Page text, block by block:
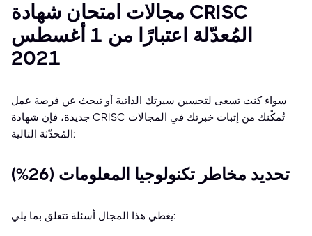
مجالات امتحان شهادة CRISC
المُعدّلة اعتبارًا من 1 أغسطس
2021
سواء كنت تسعى لتحسين سيرتك الذاتية أو تبحث عن فرصة عمل
جديدة، فإن شهادة CRISC تُمكّنك من إثبات خبرتك في المجالات
المُحدّثة التالية:
تحديد مخاطر تكنولوجيا المعلومات (26%)
يغطي هذا المجال أسئلة تتعلق بما يلي: